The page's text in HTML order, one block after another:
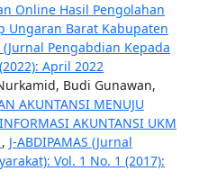
Online Hasil Pengolahan
Ungaran Barat Kabupaten
(Jurnal Pengabdian Kepada
April 2022
Budi Gunawan,
AKUNTANSI MENUJU
AKUNTANSI UKM
, J-ABDIPAMAS (Jurnal
Vol. 1 No. 1 (2017):